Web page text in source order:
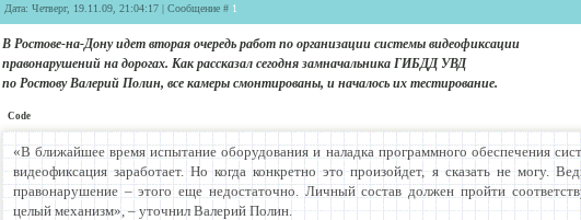
Дата: Четверг, 19.11.09, 21:04:17 | Сообщение # 1
В Ростове-на-Дону идет вторая очередь работ по организации системы видеофиксации
правонарушений на дорогах. Как рассказал сегодня замначальника ГИБДД УВД
по Ростову Валерий Полин, все камеры смонтированы, и началось их тестирование.
Code
«В ближайшее время испытание оборудования и наладка программного обеспечения
видеофиксация заработает. Но когда конкретно это произойдет, я сказать не могу.
правонарушение – этого еще недостаточно. Личный состав должен пройти
целый механизм», – уточнил Валерий Полин.